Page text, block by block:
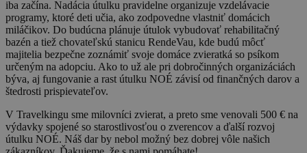
iba začína. Nadácia útulku pravidelne organizuje vzdelávacie
programy, ktoré deti učia, ako zodpovedne vlastniť domácich
miláčikov. Do budúcna plánuje útulok vybudovať rehabilitačný
bazén a tiež chovateľskú stanicu RendeVau, kde budú môcť
majitelia bezpečne zoznámiť svoje domáce zvieratká so psíkom
určeným na adopciu. Ako to už ale pri dobročinných organizáciách
býva, aj fungovanie a rast útulku NOÉ závisí od finančných darov a
štedrosti prispievateľov.
V Travelkingu sme milovníci zvierat, a preto sme venovali 500 € na
výdavky spojené so starostlivosťou o zverencov a ďalší rozvoj
útulku NOÉ. Náš dar by nebol možný bez dobrej vôle našich